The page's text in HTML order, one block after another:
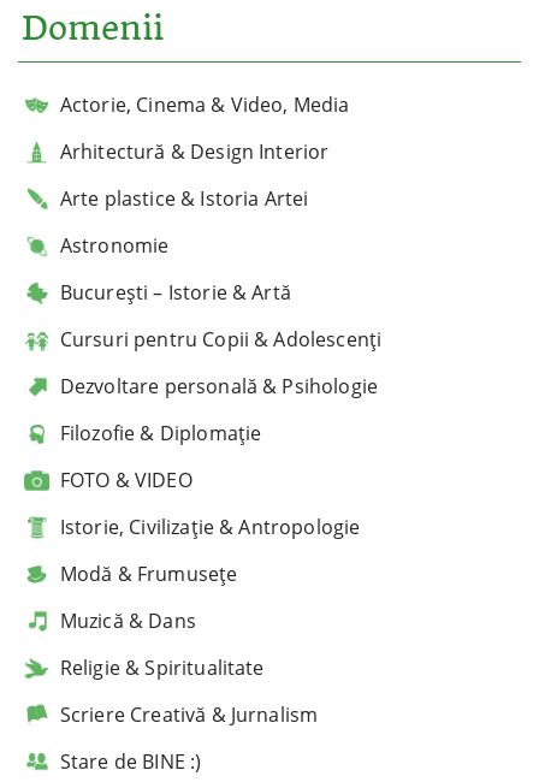
Domenii
Actorie, Cinema & Video, Media
Arhitectură & Design Interior
Arte plastice & Istoria Artei
Astronomie
București – Istorie & Artă
Cursuri pentru Copii & Adolescenți
Dezvoltare personală & Psihologie
Filozofie & Diplomație
FOTO & VIDEO
Istorie, Civilizație & Antropologie
Modă & Frumusețe
Muzică & Dans
Religie & Spiritualitate
Scriere Creativă & Jurnalism
Stare de BINE :)